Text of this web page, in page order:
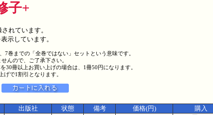
子+
れています。
示しています。
巻までの「全巻ではない」セットという意味です。
んので、ご了承下さい。
30冊以上お買い上げの場合は、1冊50円になります。
げで1割引となります。
出版社 状態 備考 価格(円) 購入